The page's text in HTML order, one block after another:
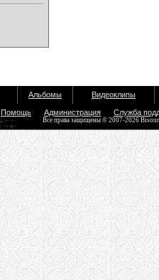
Альбомы Видеоклипы
Помощь Администрация Служба
Все права защищены © 2007-2026